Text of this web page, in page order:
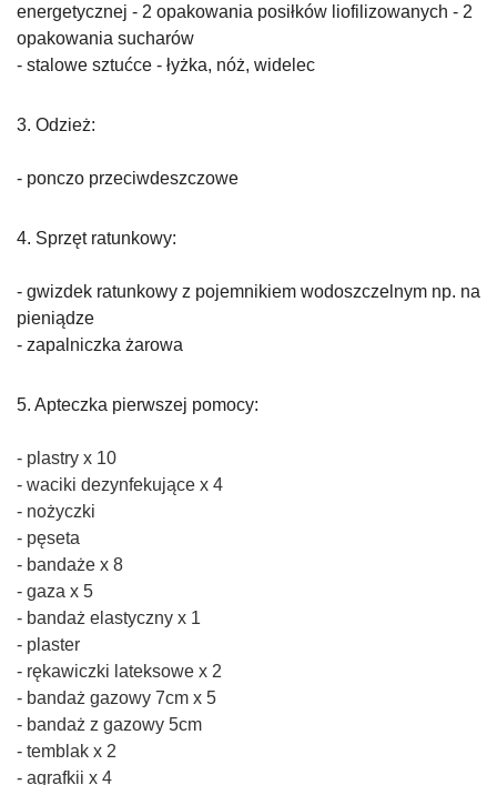
energetycznej - 2 opakowania posiłków liofilizowanych - 2
opakowania sucharów
- stalowe sztućce - łyżka, nóż, widelec
3. Odzież:
- ponczo przeciwdeszczowe
4. Sprzęt ratunkowy:
- gwizdek ratunkowy z pojemnikiem wodoszczelnym np. na
pieniądze
- zapalniczka żarowa
5. Apteczka pierwszej pomocy:
- plastry x 10
- waciki dezynfekujące x 4
- nożyczki
- pęseta
- bandaże x 8
- gaza x 5
- bandaż elastyczny x 1
- plaster
- rękawiczki lateksowe x 2
- bandaż gazowy 7cm x 5
- bandaż z gazowy 5cm
- temblak x 2
- agrafkii x 4